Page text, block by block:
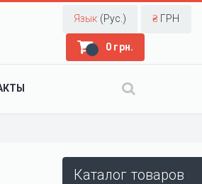
Язык (Рус.) ₴ ГРН
0 грн.
Каталог товаров